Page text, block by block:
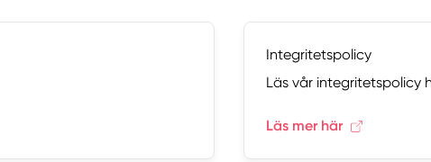
Integritetspolicy
Läs vår integritetspolicy
Läs mer här